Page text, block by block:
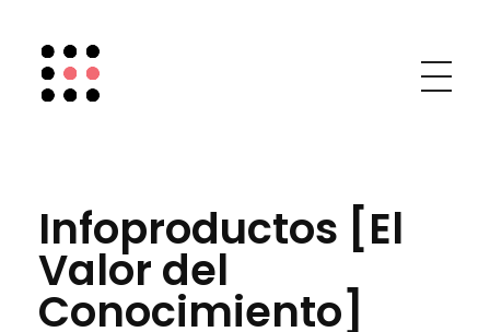
Infoproductos [El
Valor del
Conocimiento]